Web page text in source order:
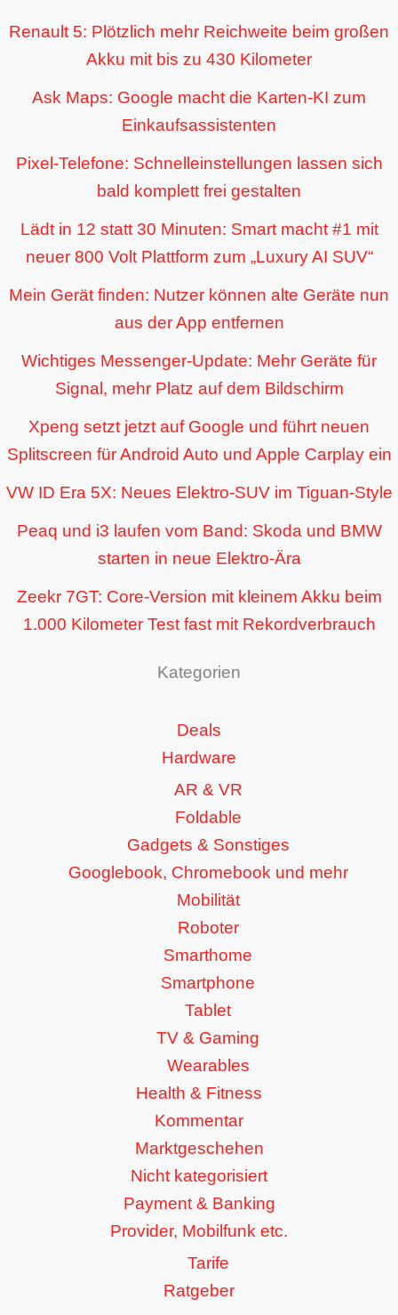
Renault 5: Plötzlich mehr Reichweite beim großen
Akku mit bis zu 430 Kilometer
Ask Maps: Google macht die Karten-KI zum
Einkaufsassistenten
Pixel-Telefone: Schnelleinstellungen lassen sich
bald komplett frei gestalten
Lädt in 12 statt 30 Minuten: Smart macht #1 mit
neuer 800 Volt Plattform zum „Luxury AI SUV“
Mein Gerät finden: Nutzer können alte Geräte nun
aus der App entfernen
Wichtiges Messenger-Update: Mehr Geräte für
Signal, mehr Platz auf dem Bildschirm
Xpeng setzt jetzt auf Google und führt neuen
Splitscreen für Android Auto und Apple Carplay ein
VW ID Era 5X: Neues Elektro-SUV im Tiguan-Style
Peaq und i3 laufen vom Band: Skoda und BMW
starten in neue Elektro-Ära
Zeekr 7GT: Core-Version mit kleinem Akku beim
1.000 Kilometer Test fast mit Rekordverbrauch
Kategorien
Deals
Hardware
AR & VR
Foldable
Gadgets & Sonstiges
Googlebook, Chromebook und mehr
Mobilität
Roboter
Smarthome
Smartphone
Tablet
TV & Gaming
Wearables
Health & Fitness
Kommentar
Marktgeschehen
Nicht kategorisiert
Payment & Banking
Provider, Mobilfunk etc.
Tarife
Ratgeber